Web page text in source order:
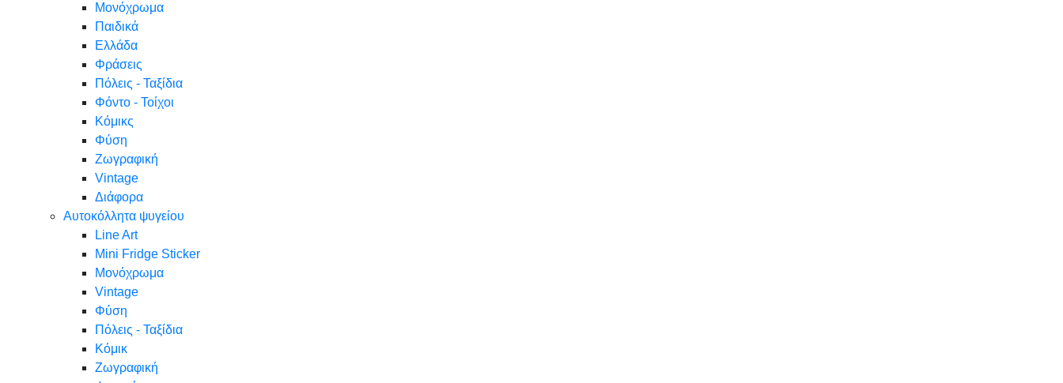
Μονόχρωμα
Παιδικά
Ελλάδα
Φράσεις
Πόλεις - Ταξίδια
Φόντο - Τοίχοι
Κόμικς
Φύση
Ζωγραφική
Vintage
Διάφορα
Αυτοκόλλητα ψυγείου
Line Art
Mini Fridge Sticker
Μονόχρωμα
Vintage
Φύση
Πόλεις - Ταξίδια
Κόμικ
Ζωγραφική